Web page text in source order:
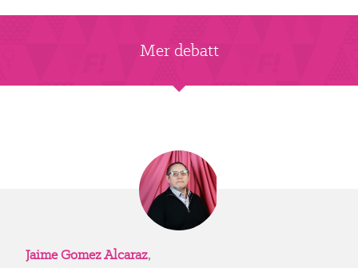
Mer debatt
Jaime Gomez Alcaraz,